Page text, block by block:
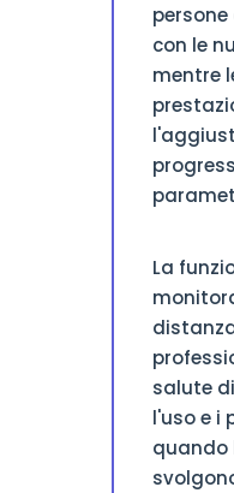
con le
mentre
La
salute
l'uso e i
quando